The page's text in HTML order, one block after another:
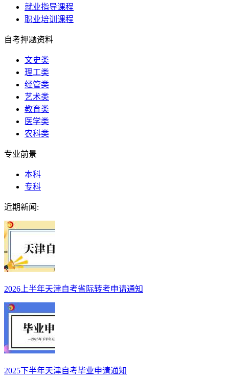
就业指导课程
职业培训课程
自考押题资料
文史类
理工类
经管类
艺术类
教育类
医学类
农科类
专业前景
本科
专科
近期新闻:
2026上半年天津自考省际转考申请通知
2025下半年天津自考毕业申请通知